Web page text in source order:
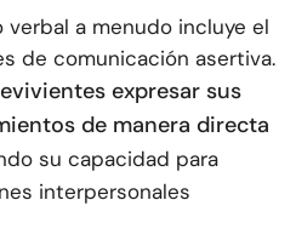
verbal a menudo incluye el
de comunicación asertiva.
expresar sus
de manera directa
su capacidad para
interpersonales